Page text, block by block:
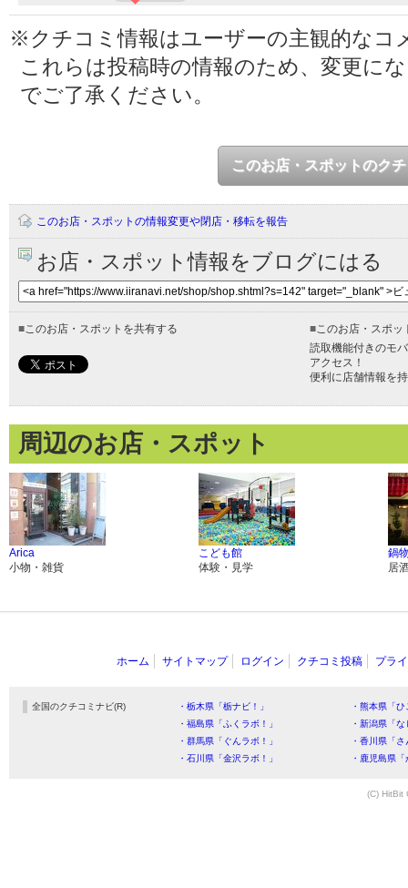
※クチコミ情報はユーザーの主観的なコ
これらは投稿時の情報のため、変更に
でご了承ください。
このお店・スポットのク
このお店・スポットの情報変更や閉店・移転を報告
お店・スポット情報をブログにはる
■このお店・スポットを共有する ■このお店・スポッ
読取機能付きのモ
アクセス！
便利に店舗情報を
周辺のお店・スポット
Arica
小物・雑貨
こども館
体験・見学
鍋
居
ホーム サイトマップ ログイン クチコミ投稿 プラ
全国のクチコミナビ(R) ・栃木県「栃ナビ！」
・熊本県「
・福島県「ふくラボ！」
・新潟県「
・群馬県「ぐんラボ！」
・香川県「
・石川県「金沢ラボ！」
・鹿児島県
(C) HitBit